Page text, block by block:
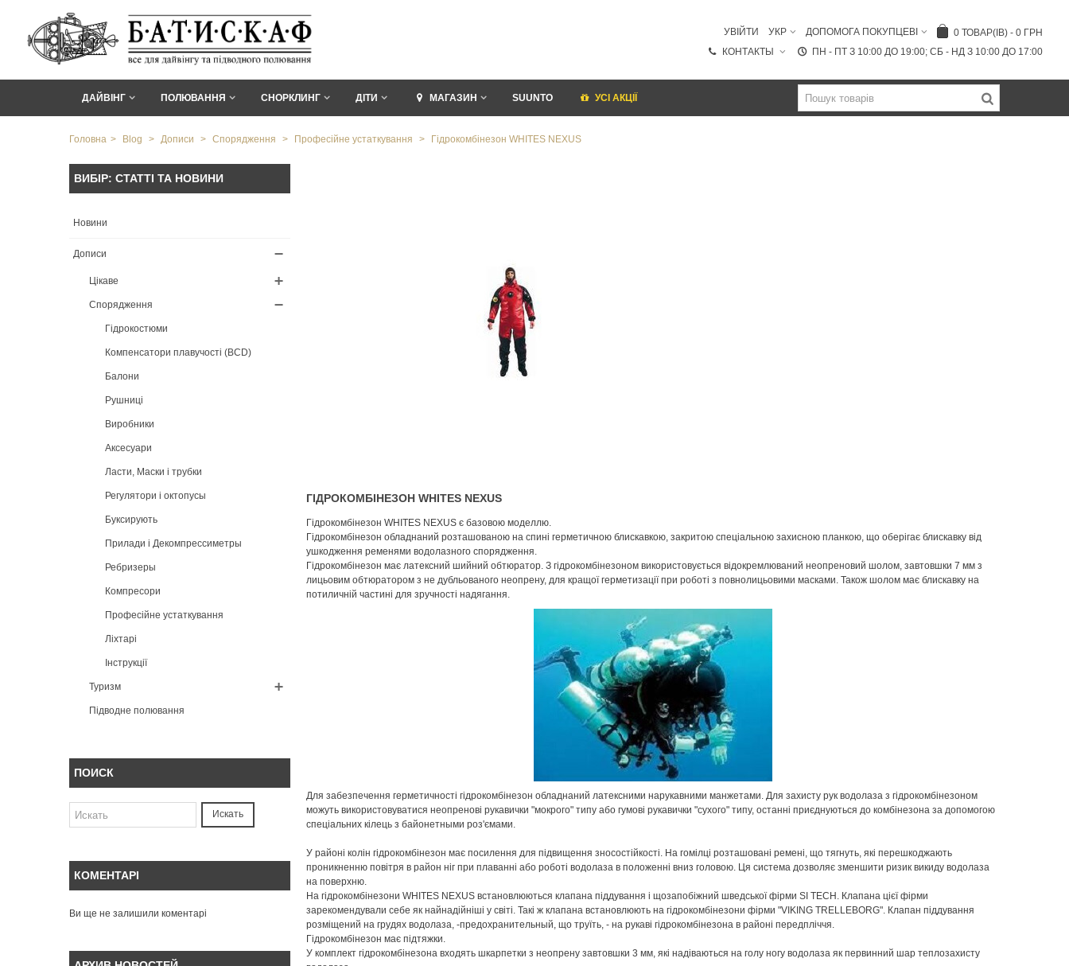
0 ТОВАР(ІВ) - 0 ГРН
ДОПОМОГА ПОКУПЦЕВІ
УКР
УВІЙТИ
ПН - ПТ З 10:00 ДО 19:00; СБ - НД З 10:00 ДО 17:00
КОНТАКТЫ
ДАЙВІНГ ПОЛЮВАННЯ СНОРКЛИНГ ДІТИ МАГАЗИН SUUNTO УСI АКЦІЇ
Головна > Blog > Дописи > Спорядження > Професійне устаткування > Гідрокомбінезон WHITES NEXUS
ВИБІР: СТАТТІ ТА НОВИНИ
Новини
Дописи
Цікаве
Спорядження
Гідрокостюми
Компенсатори плавучості (BCD)
Балони
Рушниці
Виробники
Аксесуари
Ласти, Маски і трубки
Регулятори і октопусы
Буксирують
Прилади і Декомпрессиметры
Ребризеры
Компресори
Професійне устаткування
Ліхтарі
Інструкції
Туризм
Підводне полювання
ПОИСК
Искать
КОМЕНТАРІ
Ви ще не залишили коментарі
ГІДРОКОМБІНЕЗОН WHITES NEXUS
Гідрокомбінезон WHITES NEXUS є базовою моделлю.
Гідрокомбінезон обладнаний розташованою на спині герметичною блискавкою, закритою спеціальною захисною планкою, що оберігає блискавку від
ушкодження ременями водолазного спорядження.
Гідрокомбінезон має латексний шийний обтюратор. З гідрокомбінезоном використовується відокремлюваний неопреновий шолом, завтовшки 7 мм з
лицьовим обтюратором з не дубльованого неопрену, для кращої герметизації при роботі з повнолицьовими масками. Також шолом має блискавку на
потиличній частині для зручності надягання.
Для забезпечення герметичності гідрокомбінезон обладнаний латексними нарукавними манжетами. Для захисту рук водолаза з гідрокомбінезоном
можуть використовуватися неопренові рукавички "мокрого" типу або гумові рукавички "сухого" типу, останні приєднуються до комбінезона за допомогою
спеціальних кілець з байонетными роз'ємами.
У районі колін гідрокомбінезон має посилення для підвищення зносостійкості. На гомілці розташовані ремені, що тягнуть, які перешкоджають
проникненню повітря в район ніг при плаванні або роботі водолаза в положенні вниз головою. Ця система дозволяє зменшити ризик викиду водолаза
на поверхню.
На гідрокомбінезони WHITES NEXUS встановлюються клапана піддування і щозапобіжний шведської фірми SI TECH. Клапана цієї фірми
зарекомендували себе як найнадійніші у світі. Такі ж клапана встановлюють на гідрокомбінезони фірми "VIKING TRELLEBORG". Клапан піддування
розміщений на грудях водолаза, -предохранительный, що труїть, - на рукаві гідрокомбінезона в районі передпліччя.
Гідрокомбінезон має підтяжки.
У комплект гідрокомбінезона входять шкарпетки з неопрену завтовшки 3 мм, які надіваються на голу ногу водолаза як первинний шар теплозахисту